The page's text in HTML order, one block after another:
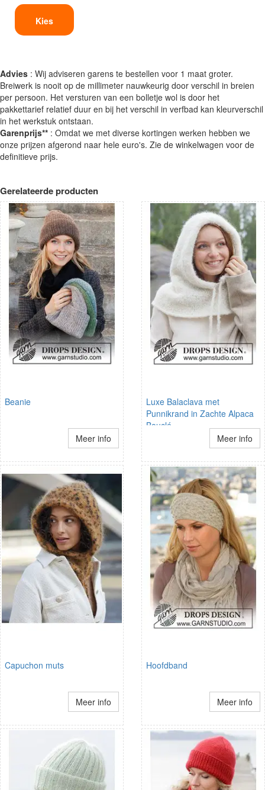
Kies
Advies : Wij adviseren garens te bestellen voor 1 maat groter.
Breiwerk is nooit op de millimeter nauwkeurig door verschil in breien
per persoon. Het versturen van een bolletje wol is door het
pakkettarief relatief duur en bij het verschil in verfbad kan kleurverschil
in het werkstuk ontstaan.
Garenprijs** : Omdat we met diverse kortingen werken hebben we
onze prijzen afgerond naar hele euro's. Zie de winkelwagen voor de
definitieve prijs.
Gerelateerde producten
Beanie
Meer info
Luxe Balaclava met
Punnikrand in Zachte Alpaca
Bouclé
Meer info
Capuchon muts
Meer info
Hoofdband
Meer info